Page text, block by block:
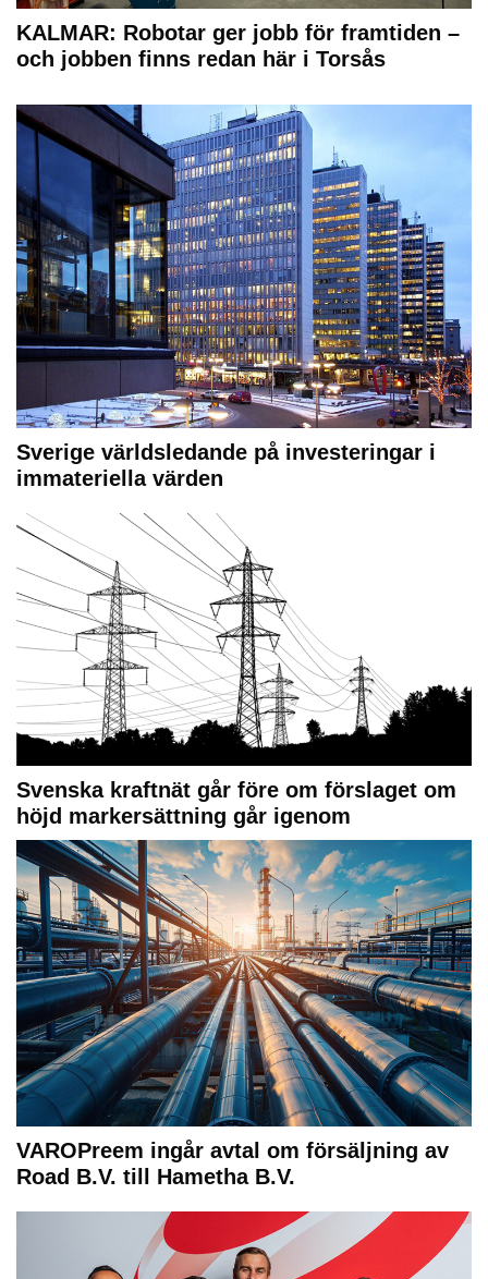
KALMAR: Robotar ger jobb för framtiden –
och jobben finns redan här i Torsås
Sverige världsledande på investeringar i
immateriella värden
Svenska kraftnät går före om förslaget om
höjd markersättning går igenom
VAROPreem ingår avtal om försäljning av
Road B.V. till Hametha B.V.